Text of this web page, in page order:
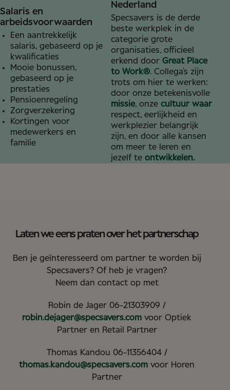
Salaris en
arbeidsvoorwaarden
Een aantrekkelijk
salaris, gebaseerd op je
kwalificaties
Mooie bonussen,
gebaseerd op je
prestaties
Pensioenregeling
Zorgverzekering
Kortingen voor
medewerkers en
familie
Nederland
Specsavers is de derde
beste werkplek in de
categorie grote
organisaties, officieel
erkend door Great Place
to Work®. Collega’s zijn
trots om hier te werken:
door onze betekenisvolle
missie, onze cultuur waar
respect, eerlijkheid en
werkplezier belangrijk
zijn, en door alle kansen
om meer te leren en
jezelf te ontwikkelen.
Laten we eens praten over het partnerschap
Ben je geïnteresseerd om partner te worden bij
Specsavers? Of heb je vragen?
Neem dan contact op met
Robin de Jager 06-21303909 /
robin.dejager@specsavers.com voor Optiek
Partner en Retail Partner
Thomas Kandou 06-11356404 /
thomas.kandou@specsavers.com voor Horen
Partner